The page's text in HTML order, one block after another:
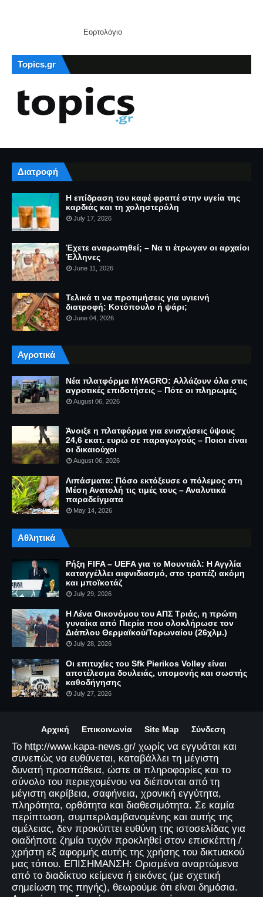
Εορτολόγιο
Topics.gr
Διατροφή
Η επίδραση του καφέ φραπέ στην υγεία της
καρδιάς και τη χοληστερόλη
July 17, 2026
Έχετε αναρωτηθεί; – Να τι έτρωγαν οι αρχαίοι
Έλληνες
June 11, 2026
Τελικά τι να προτιμήσεις για υγιεινή
διατροφή: Κοτόπουλο ή ψάρι;
June 04, 2026
Αγροτικά
Νέα πλατφόρμα MYAGRO: Αλλάζουν όλα στις
αγροτικές επιδοτήσεις – Πότε οι πληρωμές
August 06, 2026
Άνοιξε η πλατφόρμα για ενισχύσεις ύψους
24,6 εκατ. ευρώ σε παραγωγούς – Ποιοι είναι
οι δικαιούχοι
August 06, 2026
Λιπάσματα: Πόσο εκτόξευσε ο πόλεμος στη
Μέση Ανατολή τις τιμές τους – Αναλυτικά
παραδείγματα
May 14, 2026
Αθλητικά
Ρήξη FIFA – UEFA για το Μουντιάλ: Η Αγγλία
καταγγέλλει αιφνιδιασμό, στο τραπέζι ακόμη
και μποϊκοτάζ
July 29, 2026
Η Λένα Οικονόμου του ΑΠΣ Τριάς, η πρώτη
γυναίκα από Πιερία που ολοκλήρωσε τον
Διάπλου Θερμαϊκού/Τορωναίου (26χλμ.)
July 28, 2026
Οι επιτυχίες του Sfk Pierikos Volley είναι
αποτέλεσμα δουλειάς, υπομονής και σωστής
καθοδήγησης
July 27, 2026
Αρχική Επικοινωνία Site Map Σύνδεση
Το http://www.kapa-news.gr/ χωρίς να εγγυάται και
συνεπώς να ευθύνεται, καταβάλλει τη μέγιστη
δυνατή προσπάθεια, ώστε οι πληροφορίες και το
σύνολο του περιεχομένου να διέπονται από τη
μέγιστη ακρίβεια, σαφήνεια, χρονική εγγύτητα,
πληρότητα, ορθότητα και διαθεσιμότητα. Σε καμία
περίπτωση, συμπεριλαμβανομένης και αυτής της
αμέλειας, δεν προκύπτει ευθύνη της ιστοσελίδας για
οιαδήποτε ζημία τυχόν προκληθεί στον επισκέπτη /
χρήστη εξ αφορμής αυτής της χρήσης του δικτυακού
μας τόπου. ΕΠΙΣΗΜΑΝΣΗ: Ορισμένα αναρτώμενα
από το διαδίκτυο κείμενα ή εικόνες (με σχετική
σημείωση της πηγής), θεωρούμε ότι είναι δημόσια.